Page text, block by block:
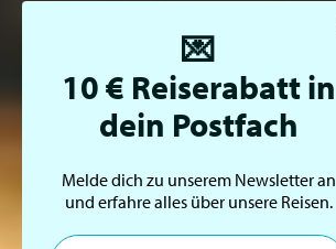
💌
10 € Reiserabatt in
dein Postfach
Melde dich zu unserem Newsletter an
und erfahre alles über unsere Reisen.